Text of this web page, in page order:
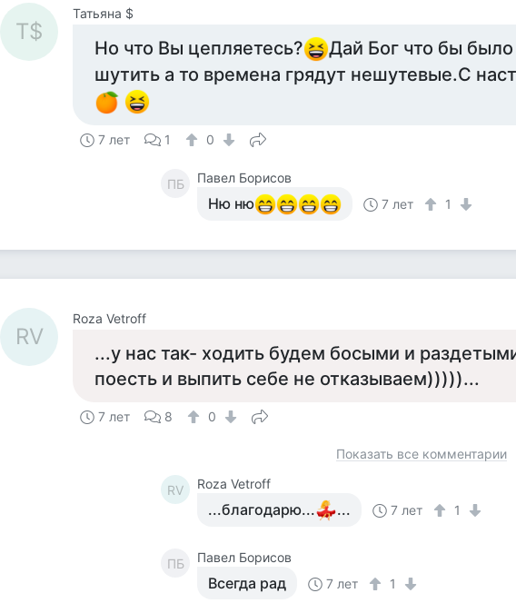
Т$
Татьяна $
Но что Вы цепляетесь?
Дай Бог что бы
шутить а то времена грядут нешутевые.С
7 лет 1 0
ПБ Павел Борисов
Ню ню 7 лет 1
RV
Roza Vetroff
...у нас так- ходить будем босыми и
поесть и выпить себе не отказываем)))))...
7 лет 8 0
Показать все комментарии
RV Roza Vetroff
...благодарю... ... 7 лет 1
ПБ Павел Борисов
Всегда рад 7 лет 1